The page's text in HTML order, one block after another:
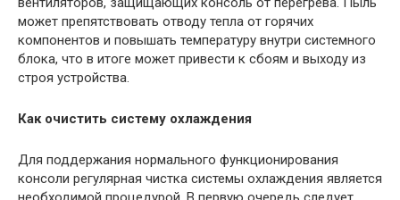
может препятствовать отводу тепла от горячих
компонентов и повышать температуру внутри системного
блока, что в итоге может привести к сбоям и выходу из
строя устройства.
Как очистить систему охлаждения
Для поддержания нормального функционирования
консоли регулярная чистка системы охлаждения является